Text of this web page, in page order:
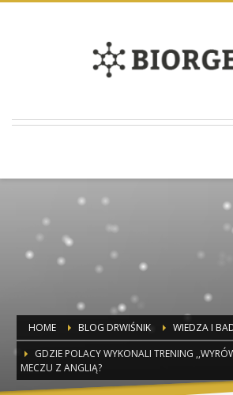
HOME BLOG DRWIŚNIK
WIEDZA I
GDZIE POLACY WYKONALI TRENING
MECZU Z ANGLIĄ?